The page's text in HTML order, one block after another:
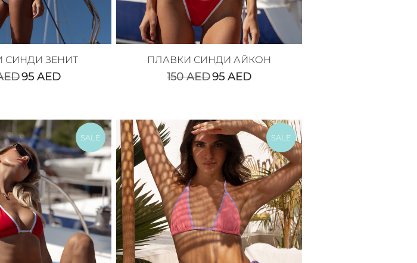
СИНДИ ЗЕНИТ
95AED
ПЛАВКИ СИНДИ АЙКОН
150AED95AED
SALE SALE